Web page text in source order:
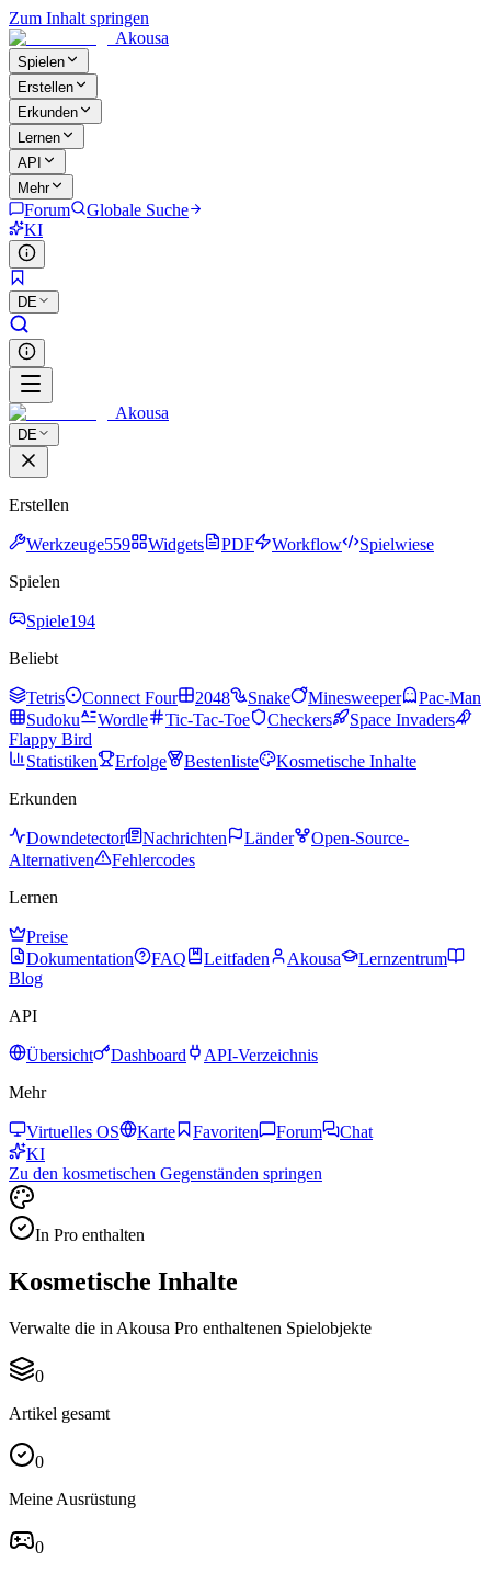
Zum Inhalt springen
Akousa
Spielen
Erstellen
Erkunden
Lernen
API
Mehr
Forum
Globale Suche
KI
DE
Akousa
DE
Erstellen
Werkzeuge559 Widgets PDF Workflow
Spielwiese
Spielen
Spiele194
Beliebt
Tetris Connect Four 2048 Snake Minesweeper
Pac-Man
Sudoku
Wordle Tic-Tac-Toe Checkers
Space Invaders
Flappy Bird
Statistiken
Erfolge Bestenliste
Kosmetische Inhalte
Erkunden
Downdetector Nachrichten Länder
Open-Source-
Alternativen
Fehlercodes
Lernen
Preise
Dokumentation
FAQ Leitfaden Akousa
Lernzentrum
Blog
API
Übersicht Dashboard
API-Verzeichnis
Mehr
Virtuelles OS Karte Favoriten Forum
Chat
KI
Zu den kosmetischen Gegenständen springen
In Pro enthalten
Kosmetische Inhalte
Verwalte die in Akousa Pro enthaltenen Spielobjekte
0
Artikel gesamt
0
Meine Ausrüstung
0